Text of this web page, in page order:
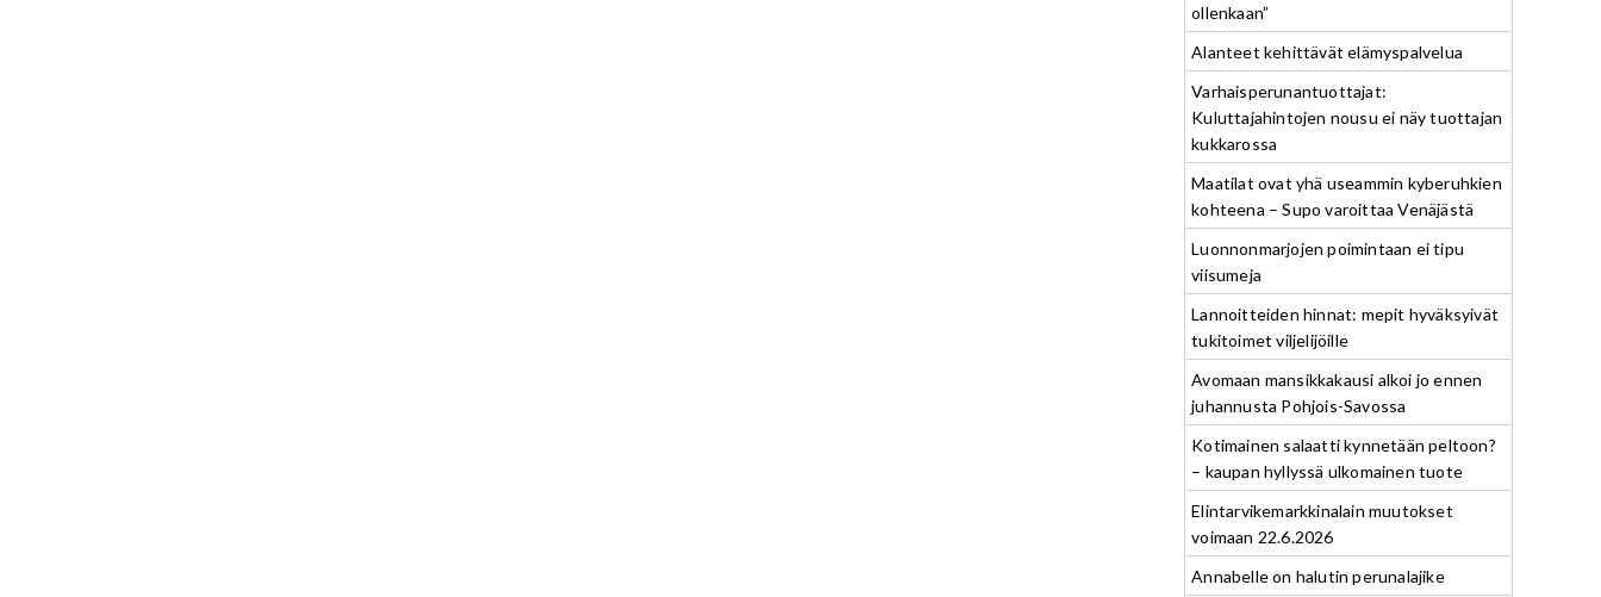
ollenkaan”
Alanteet kehittävät elämyspalvelua
Varhaisperunantuottajat:
Kuluttajahintojen nousu ei näy tuottajan
kukkarossa
Maatilat ovat yhä useammin kyberuhkien
kohteena – Supo varoittaa Venäjästä
Luonnonmarjojen poimintaan ei tipu
viisumeja
Lannoitteiden hinnat: mepit hyväksyivät
tukitoimet viljelijöille
Avomaan mansikkakausi alkoi jo ennen
juhannusta Pohjois-Savossa
Kotimainen salaatti kynnetään peltoon?
– kaupan hyllyssä ulkomainen tuote
Elintarvikemarkkinalain muutokset
voimaan 22.6.2026
Annabelle on halutin perunalajike